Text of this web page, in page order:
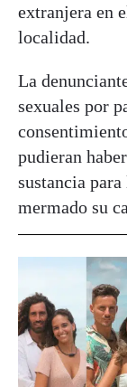
extranjera en
localidad.
La
sexuales por
pudieran
sustancia
mermado su